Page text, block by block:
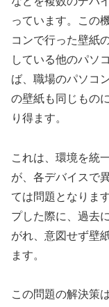
っています。この
コンで行った壁紙
している他のパソ
ば、職場のパソコ
の壁紙も同じもの
り得ます。
これは、環境を統
が、各デバイスで
ては問題となりま
プした際に、過去
がれ、意図せず壁
ます。
この問題の解決策